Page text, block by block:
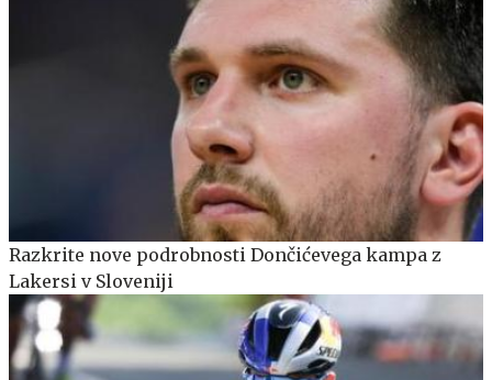
Razkrite nove podrobnosti Dončićevega kampa z
Lakersi v Sloveniji